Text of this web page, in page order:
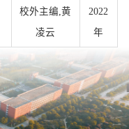
校外主编,黄
凌云
2022
年